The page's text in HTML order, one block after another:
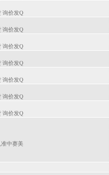
询价发Q
询价发Q
询价发Q
询价发Q
询价发Q
询价发Q
询价发Q
中赛美